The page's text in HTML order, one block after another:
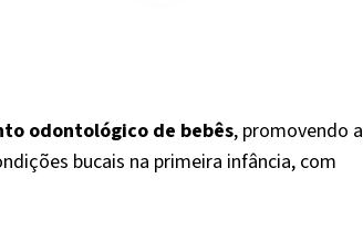
odontológico de bebês, promovendo a
bucais na primeira infância, com